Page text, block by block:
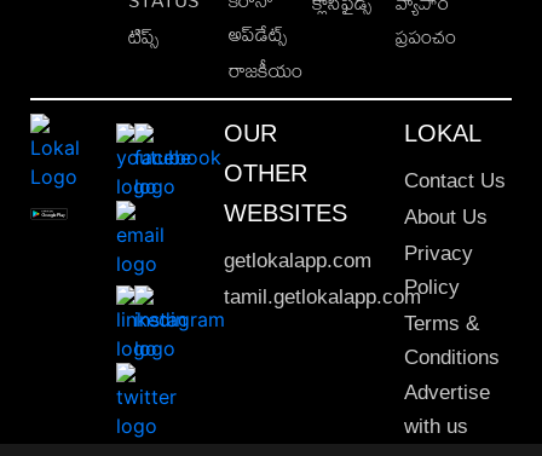
టిప్స్
అప్‌డేట్స్
రాజకీయం
ప్రపంచం
OUR
OTHER
WEBSITES
getlokalapp.com
tamil.getlokalapp.com
LOKAL
Contact Us
About Us
Privacy
Policy
Terms &
Conditions
Advertise
with us